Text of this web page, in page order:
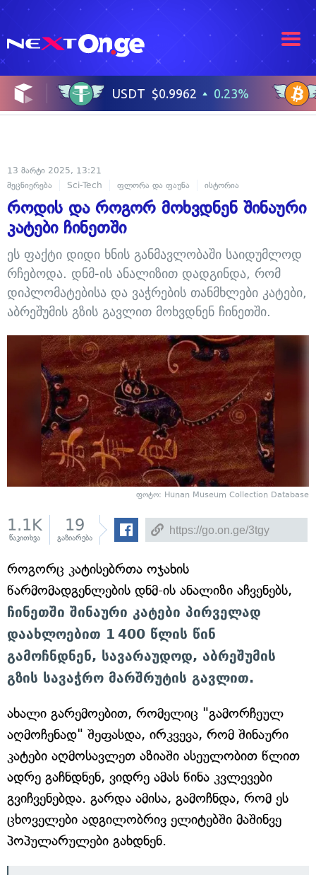
13 მარტი 2025, 13:21
მეცნიერება
Sci-Tech ფლორა და ფაუნა ისტორია
როდის და როგორ მოხვდნენ შინაური
კატები ჩინეთში
ეს ფაქტი დიდი ხნის განმავლობაში საიდუმლოდ
რჩებოდა. დნმ-ის ანალიზით დადგინდა, რომ
დიპლომატებისა და ვაჭრების თანმხლები კატები,
აბრეშუმის გზის გავლით მოხვდნენ ჩინეთში.
ფოტო: Hunan Museum Collection Database
1.1K
წაკითხვა
19
გაზიარება
როგორც კატისებრთა ოჯახის
წარმომადგენლების დნმ-ის ანალიზი აჩვენებს,
ჩინეთში შინაური კატები პირველად
დაახლოებით 1 400 წლის წინ
გამოჩნდნენ, სავარაუდოდ, აბრეშუმის
გზის სავაჭრო მარშრუტის გავლით.
ახალი გარემოებით, რომელიც "გამორჩეულ
აღმოჩენად" შეფასდა, ირკვევა, რომ შინაური
კატები აღმოსავლეთ აზიაში ასეულობით წლით
ადრე გაჩნდნენ, ვიდრე ამას წინა კვლევები
გვიჩვენებდა. გარდა ამისა, გამოჩნდა, რომ ეს
ცხოველები ადგილობრივ ელიტებში მაშინვე
პოპულარულები გახდნენ.